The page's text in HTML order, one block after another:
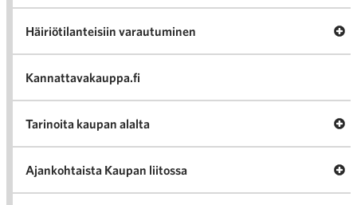
Häiriötilanteisiin varautuminen
Kannattavakauppa.fi
Tarinoita kaupan alalta
Ajankohtaista Kaupan liitossa